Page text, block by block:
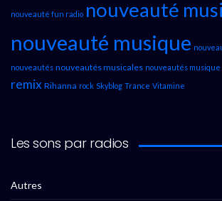
nouveauté fun radio nouveauté
nouveauté musique
nouveautés nouveautés musicales nouveautés musique
remix Rihanna rock Skyblog Trance Vitamine
Les sons par radios
Autres